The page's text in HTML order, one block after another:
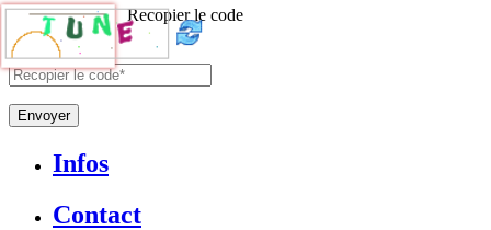
Recopier le code
Envoyer
Infos
Contact